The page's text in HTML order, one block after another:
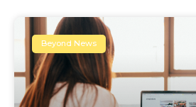
Beyond News